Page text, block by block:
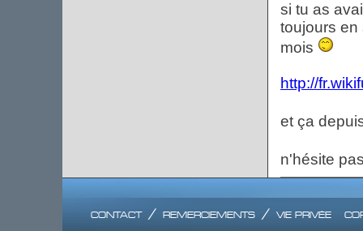
si tu as
toujours en
mois
http://
et ça
n'hésite
contact/ remerciements / vie privée